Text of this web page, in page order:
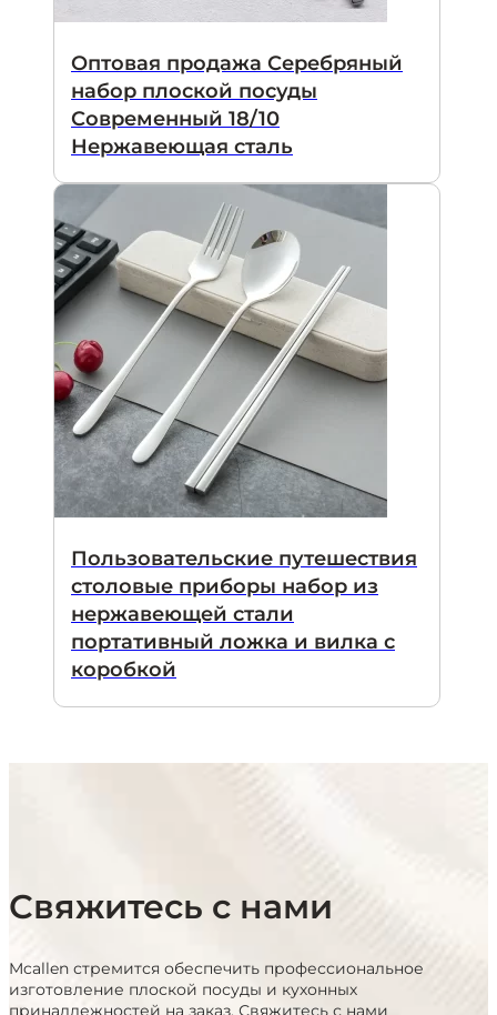
Оптовая продажа Серебряный
набор плоской посуды
Современный 18/10
Нержавеющая сталь
Пользовательские путешествия
столовые приборы набор из
нержавеющей стали
портативный ложка и вилка с
коробкой
Свяжитесь с нами
Mcallen стремится обеспечить профессиональное
изготовление плоской посуды и кухонных
принадлежностей на заказ. Свяжитесь с нами